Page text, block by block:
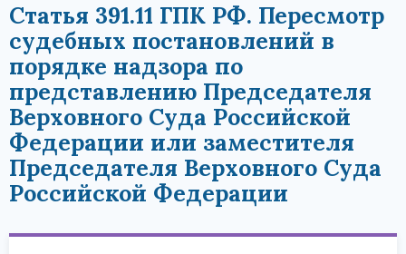
Статья 391.11 ГПК РФ. Пересмотр
судебных постановлений в
порядке надзора по
представлению Председателя
Верховного Суда Российской
Федерации или заместителя
Председателя Верховного Суда
Российской Федерации